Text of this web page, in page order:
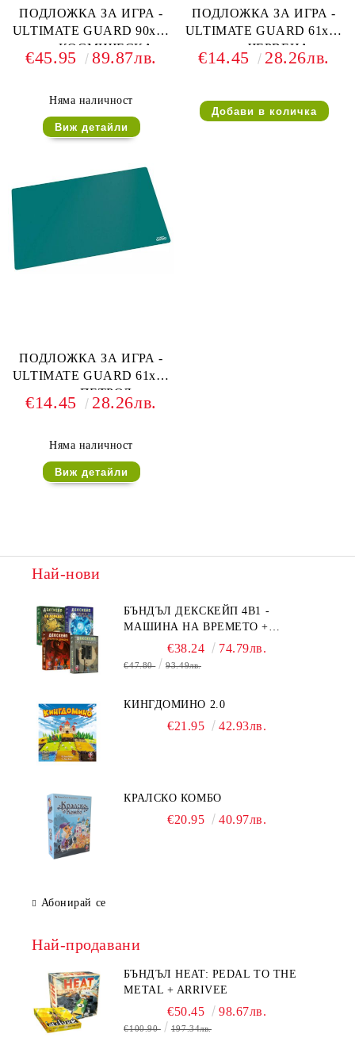
ПОДЛОЖКА ЗА ИГРА -
ULTIMATE GUARD 90x90
см. - КОСМИЧЕСКА
€45.95 89.87лв.
Няма наличност
Виж детайли
ПОДЛОЖКА ЗА ИГРА -
ULTIMATE GUARD 61x35
см. - ЧЕРВЕНА
€14.45 28.26лв.
ПОДЛОЖКА ЗА ИГРА -
ULTIMATE GUARD 61x35
см. - ПЕТРОЛ
€14.45 28.26лв.
Няма наличност
Виж детайли
Най-нови
БЪНДЪЛ ДЕКСКЕЙП 4В1 -
МАШИНА НА ВРЕМЕТО +
БЯГСТВО ОТ АЛКАТРАЗ
€38.24 74.79лв.
€47.80 93.49лв.
КИНГДОМИНО 2.0
€21.95 42.93лв.
КРАЛСКО КОМБО
€20.95 40.97лв.
Абонирай се
Най-продавани
БЪНДЪЛ HEAT: PEDAL TO THE
METAL + ARRIVEE
€50.45 98.67лв.
€100.90 197.34лв.